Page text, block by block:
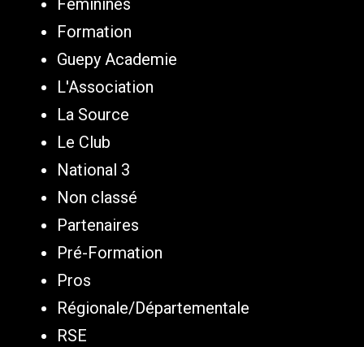
Féminines
Formation
Guepy Academie
L'Association
La Source
Le Club
National 3
Non classé
Partenaires
Pré-Formation
Pros
Régionale/Départementale
RSE